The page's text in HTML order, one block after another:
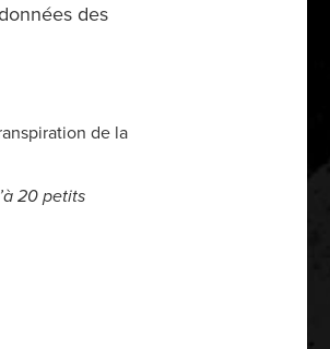
des
de la
20 petits